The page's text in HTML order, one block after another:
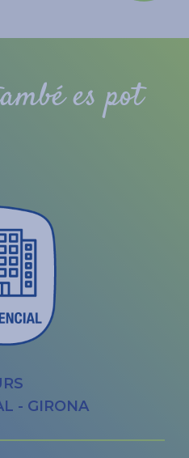
es pot
- GIRONA